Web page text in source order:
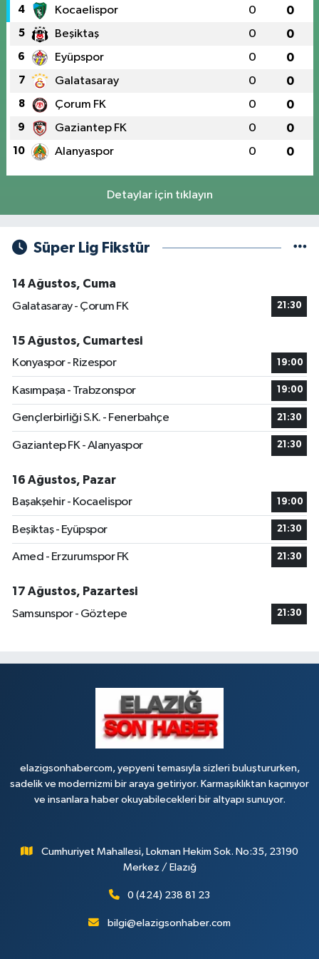
4 Kocaelispor 0 0
5 Beşiktaş 0 0
6 Eyüpspor 0 0
7 Galatasaray 0 0
8 Çorum FK 0 0
9 Gaziantep FK 0 0
10 Alanyaspor 0 0
Detaylar için tıklayın
Süper Lig Fikstür
14 Ağustos, Cuma
Galatasaray - Çorum FK
21:30
15 Ağustos, Cumartesi
Konyaspor - Rizespor
19:00
Kasımpaşa - Trabzonspor 19:00
Gençlerbirliği S.K. - Fenerbahçe 21:30
Gaziantep FK - Alanyaspor 21:30
16 Ağustos, Pazar
Başakşehir - Kocaelispor
19:00
Beşiktaş - Eyüpspor 21:30
Amed - Erzurumspor FK 21:30
17 Ağustos, Pazartesi
Samsunspor - Göztepe
21:30
elazigsonhabercom, yepyeni temasıyla sizleri buluştururken,
sadelik ve modernizmi bir araya getiriyor. Karmaşıklıktan kaçınıyor
ve insanlara haber okuyabilecekleri bir altyapı sunuyor.
Cumhuriyet Mahallesi, Lokman Hekim Sok. No:35, 23190
Merkez / Elazığ
0 (424) 238 81 23
bilgi@elazigsonhaber.com